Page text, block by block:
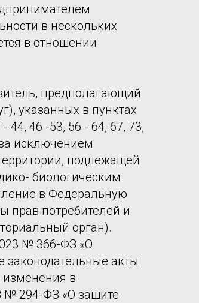
в нескольких
в отношении
предполагающий
указанных в пунктах
44, 46 -53, 56 - 64, 67, 73,
исключением
подлежащей
биологическим
в Федеральную
прав потребителей и
орган).
№ 366-ФЗ «О
законодательные акты
в
№ 294-ФЗ «О защите